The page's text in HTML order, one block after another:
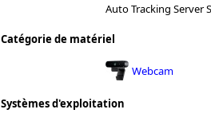
Auto Tracking Server
Catégorie de matériel
Webcam
Systèmes d'exploitation